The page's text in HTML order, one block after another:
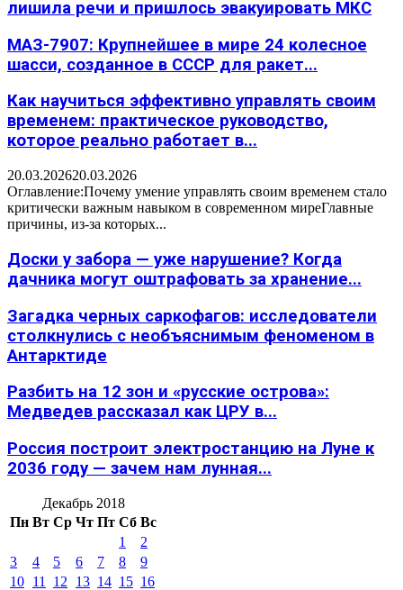
лишила речи и пришлось эвакуировать МКС
МАЗ-7907: Крупнейшее в мире 24 колесное
шасси, созданное в СССР для ракет...
Как научиться эффективно управлять своим
временем: практическое руководство,
которое реально работает в...
20.03.202620.03.2026
Оглавление:Почему умение управлять своим временем стало
критически важным навыком в современном миреГлавные
причины, из-за которых...
Доски у забора — уже нарушение? Когда
дачника могут оштрафовать за хранение...
Загадка черных саркофагов: исследователи
столкнулись с необъяснимым феноменом в
Антарктиде
Разбить на 12 зон и «русские острова»:
Медведев рассказал как ЦРУ в...
Россия построит электростанцию на Луне к
2036 году — зачем нам лунная...
Декабрь 2018
Пн Вт Ср Чт Пт Сб Вс
1
2
3
4 5 6 7 8
9
10 11 12 13 14 15 16